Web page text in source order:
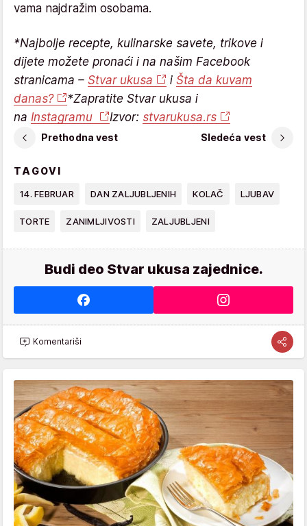
vama najdražim osobama.
*Najbolje recepte, kulinarske savete, trikove i
dijete možete pronaći i na našim Facebook
stranicama – Stvar ukusa i Šta da kuvam
danas?
*Zapratite Stvar ukusa i
na Instagramu Izvor: stvarukusa.rs
Prethodna vest Sledeća vest
TAGOVI
14. FEBRUAR DAN ZALJUBLJENIH KOLAČ LJUBAV
TORTE ZANIMLJIVOSTI ZALJUBLJENI
Budi deo Stvar ukusa zajednice.
Komentariši